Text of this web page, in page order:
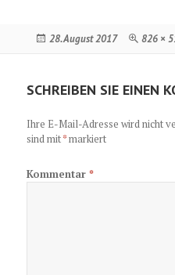
Veröffentlicht
28. August 2017 826 ×
SCHREIBEN SIE EINEN
Ihre E-Mail-Adresse wird nicht
sind mit*markiert
Kommentar*